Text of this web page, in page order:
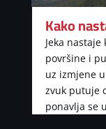
Kako
Jeka
površine i
uz izmjene
zvuk putuje
ponavlja se